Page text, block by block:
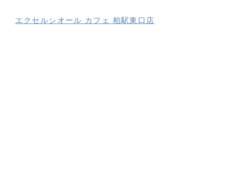
エクセルシオール カフェ 柏駅東口店